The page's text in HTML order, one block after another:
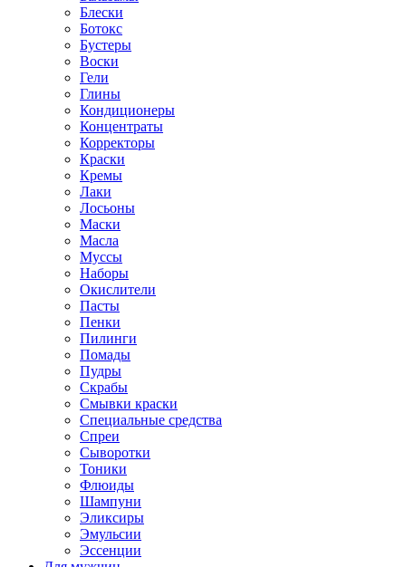
Блески
Ботокс
Бустеры
Воски
Гели
Глины
Кондиционеры
Концентраты
Корректоры
Краски
Кремы
Лаки
Лосьоны
Маски
Масла
Муссы
Наборы
Окислители
Пасты
Пенки
Пилинги
Помады
Пудры
Скрабы
Смывки краски
Специальные средства
Спреи
Сыворотки
Тоники
Флюиды
Шампуни
Эликсиры
Эмульсии
Эссенции